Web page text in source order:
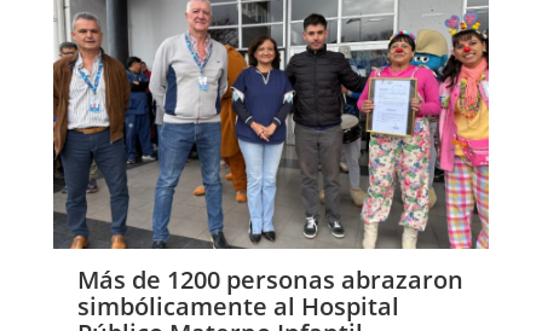
Más de 1200 personas abrazaron
simbólicamente al Hospital